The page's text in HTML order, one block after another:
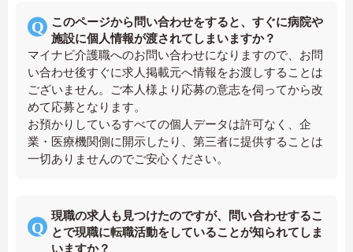
このページから問い合わせをすると、すぐに病院や
施設に個人情報が渡されてしまいますか？
マイナビ介護職へのお問い合わせになりますので、お問
い合わせ後すぐに求人掲載元へ情報をお渡しすることは
ございません。ご本人様より応募の意志を伺ってから改
めて応募となります。
お預かりしているすべての個人データは許可なく、企
業・医療機関側に開示したり、第三者に提供することは
一切ありませんのでご安心ください。
現職の求人も見つけたのですが、問い合わせするこ
とで現職に転職活動をしていることが知られてしま
いますか？